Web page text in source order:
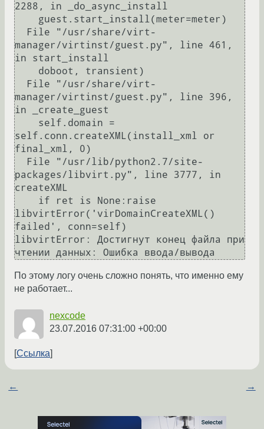
2288, in _do_async_install
manager/virtinst/guest.py", line 461,
in start_install
manager/virtinst/guest.py", line 396,
in _create_guest
self.conn.createXML(install_xml or
final_xml, 0)
packages/libvirt.py", line 3777, in
createXML
libvirtError('virDomainCreateXML()
failed', conn=self)
libvirtError: Достигнут конец файла при
По этому логу очень сложно понять, что именно ему
не работает...
nexcode
23.07.2016 07:31:00 +00:00
Ссылка
← →